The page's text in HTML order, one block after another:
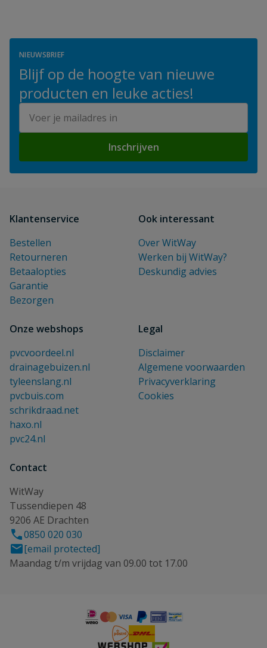
NIEUWSBRIEF
Blijf op de hoogte van nieuwe
producten en leuke acties!
Inschrijven
Klantenservice
Bestellen
Retourneren
Betaalopties
Garantie
Bezorgen
Ook interessant
Over WitWay
Werken bij WitWay?
Deskundig advies
Onze webshops
pvcvoordeel.nl
drainagebuizen.nl
tyleenslang.nl
pvcbuis.com
schrikdraad.net
haxo.nl
pvc24.nl
Legal
Disclaimer
Algemene voorwaarden
Privacyverklaring
Cookies
Contact
WitWay
Tussendiepen 48
9206 AE Drachten
0850 020 030
[email protected]
Maandag t/m vrijdag van 09.00 tot 17.00